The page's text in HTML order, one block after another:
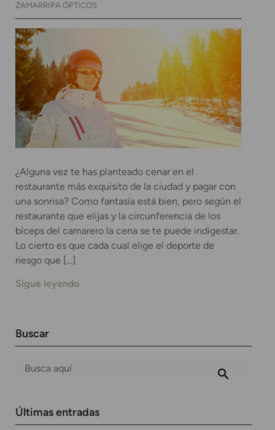
ZAMARRIPA ÓPTICOS
¿Alguna vez te has planteado cenar en el
restaurante más exquisito de la ciudad y pagar con
una sonrisa? Como fantasía está bien, pero según el
restaurante que elijas y la circunferencia de los
bíceps del camarero la cena se te puede indigestar.
Lo cierto es que cada cual elige el deporte de
riesgo que […]
Sigue leyendo
Buscar
Últimas entradas